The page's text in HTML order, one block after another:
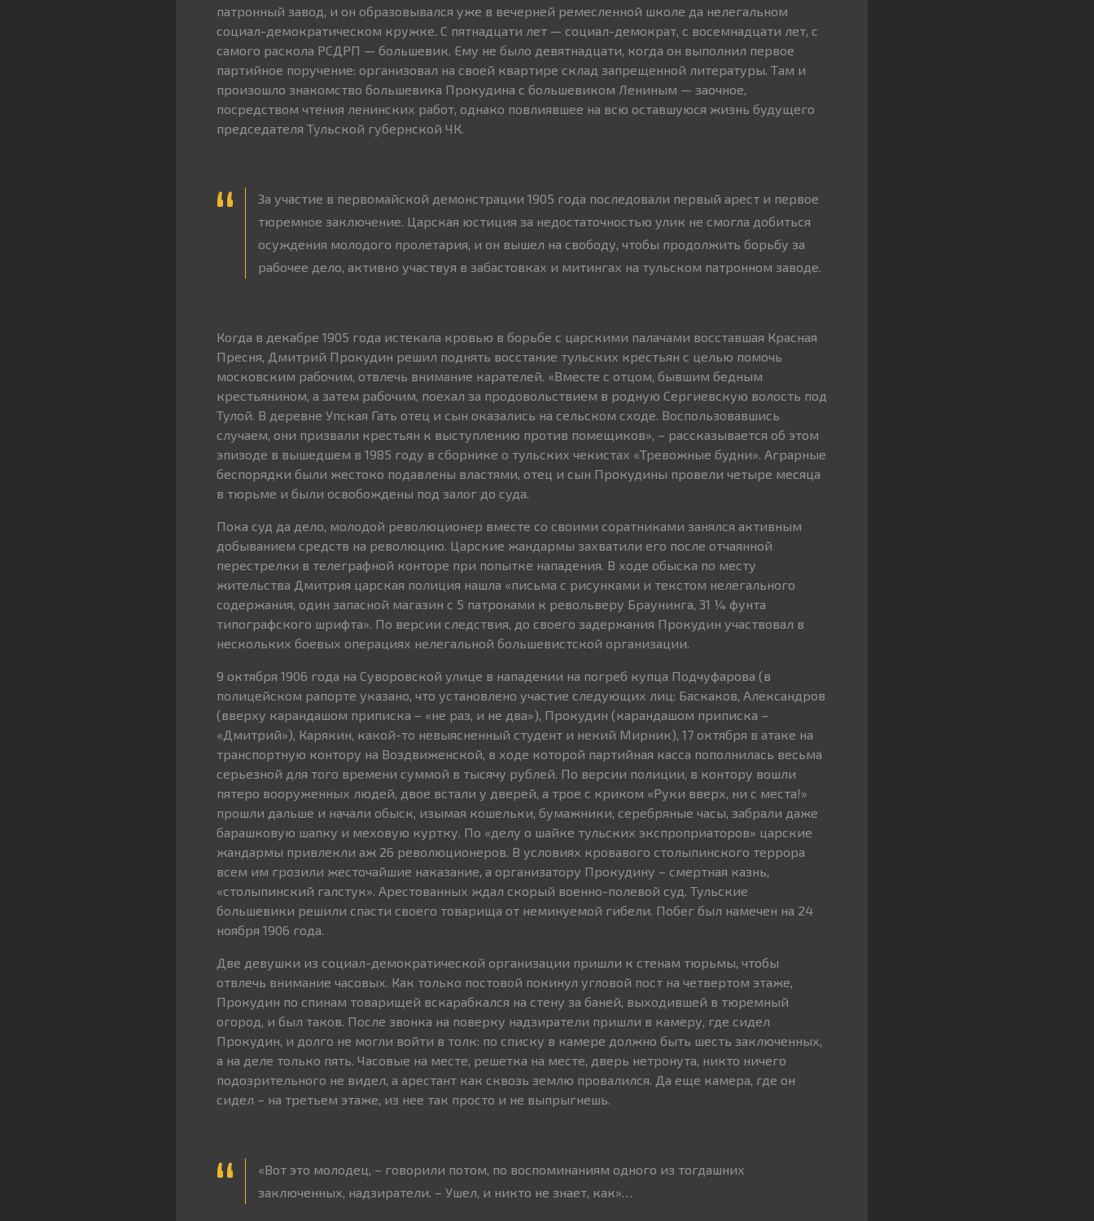
патронный завод, и он образовывался уже в вечерней ремесленной школе да нелегальном
социал-демократическом кружке. С пятнадцати лет — социал-демократ, с восемнадцати лет, с
самого раскола РСДРП — большевик. Ему не было девятнадцати, когда он выполнил первое
партийное поручение: организовал на своей квартире склад запрещенной литературы. Там и
произошло знакомство большевика Прокудина с большевиком Лениным — заочное,
посредством чтения ленинских работ, однако повлиявшее на всю оставшуюся жизнь будущего
председателя Тульской губернской ЧК.
За участие в первомайской демонстрации 1905 года последовали первый арест и первое
тюремное заключение. Царская юстиция за недостаточностью улик не смогла добиться
осуждения молодого пролетария, и он вышел на свободу, чтобы продолжить борьбу за
рабочее дело, активно участвуя в забастовках и митингах на тульском патронном заводе.
Когда в декабре 1905 года истекала кровью в борьбе с царскими палачами восставшая Красная
Пресня, Дмитрий Прокудин решил поднять восстание тульских крестьян с целью помочь
московским рабочим, отвлечь внимание карателей. «Вместе с отцом, бывшим бедным
крестьянином, а затем рабочим, поехал за продовольствием в родную Сергиевскую волость под
Тулой. В деревне Упская Гать отец и сын оказались на сельском сходе. Воспользовавшись
случаем, они призвали крестьян к выступлению против помещиков», – рассказывается об этом
эпизоде в вышедшем в 1985 году в сборнике о тульских чекистах «Тревожные будни». Аграрные
беспорядки были жестоко подавлены властями, отец и сын Прокудины провели четыре месяца
в тюрьме и были освобождены под залог до суда.
Пока суд да дело, молодой революционер вместе со своими соратниками занялся активным
добыванием средств на революцию. Царские жандармы захватили его после отчаянной
перестрелки в телеграфной конторе при попытке нападения. В ходе обыска по месту
жительства Дмитрия царская полиция нашла «письма с рисунками и текстом нелегального
содержания, один запасной магазин с 5 патронами к револьверу Браунинга, 31 ¼ фунта
типографского шрифта». По версии следствия, до своего задержания Прокудин участвовал в
нескольких боевых операциях нелегальной большевистской организации.
9 октября 1906 года на Суворовской улице в нападении на погреб купца Подчуфарова (в
полицейском рапорте указано, что установлено участие следующих лиц: Баскаков, Александров
(вверху карандашом приписка – «не раз, и не два»), Прокудин (карандашом приписка –
«Дмитрий»), Карякин, какой-то невыясненный студент и некий Мирник), 17 октября в атаке на
транспортную контору на Воздвиженской, в ходе которой партийная касса пополнилась весьма
серьезной для того времени суммой в тысячу рублей. По версии полиции, в контору вошли
пятеро вооруженных людей, двое встали у дверей, а трое с криком «Руки вверх, ни с места!»
прошли дальше и начали обыск, изымая кошельки, бумажники, серебряные часы, забрали даже
барашковую шапку и меховую куртку. По «делу о шайке тульских экспроприаторов» царские
жандармы привлекли аж 26 революционеров. В условиях кровавого столыпинского террора
всем им грозили жесточайшие наказание, а организатору Прокудину – смертная казнь,
«столыпинский галстук». Арестованных ждал скорый военно-полевой суд. Тульские
большевики решили спасти своего товарища от неминуемой гибели. Побег был намечен на 24
ноября 1906 года.
Две девушки из социал-демократической организации пришли к стенам тюрьмы, чтобы
отвлечь внимание часовых. Как только постовой покинул угловой пост на четвертом этаже,
Прокудин по спинам товарищей вскарабкался на стену за баней, выходившей в тюремный
огород, и был таков. После звонка на поверку надзиратели пришли в камеру, где сидел
Прокудин, и долго не могли войти в толк: по списку в камере должно быть шесть заключенных,
а на деле только пять. Часовые на месте, решетка на месте, дверь нетронута, никто ничего
подозрительного не видел, а арестант как сквозь землю провалился. Да еще камера, где он
сидел – на третьем этаже, из нее так просто и не выпрыгнешь.
«Вот это молодец, – говорили потом, по воспоминаниям одного из тогдашних
заключенных, надзиратели. – Ушел, и никто не знает, как»…